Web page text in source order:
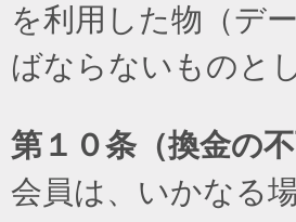
を利用した物（デ
ばならないものと
第１０条（換金の不
会員は、いかなる